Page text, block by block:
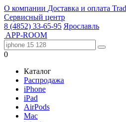
О компании Доставка и оплата
Сервисный центр
8 (4852) 33-65-95 Ярославль
APP-ROOM
0
Каталог
Распродажа
iPhone
iPad
AirPods
Mac